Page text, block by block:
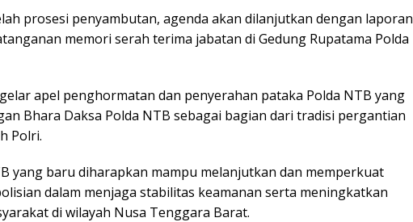
prosesi penyambutan, agenda akan dilanjutkan dengan laporan
memori serah terima jabatan di Gedung Rupatama Polda
apel penghormatan dan penyerahan pataka Polda NTB yang
Bhara Daksa Polda NTB sebagai bagian dari tradisi pergantian
Polri.
yang baru diharapkan mampu melanjutkan dan memperkuat
dalam menjaga stabilitas keamanan serta meningkatkan
di wilayah Nusa Tenggara Barat.